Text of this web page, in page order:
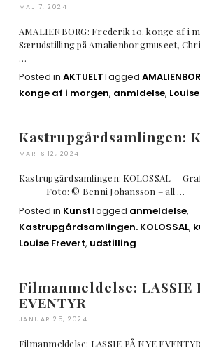
MAJ 7, 2024
AMALIENBORG: Frederik 10. konge af
Særudstilling på Amalienborgmuseet,
…
Posted in AKTUELTTagged
konge af i morgen, anmldelse,
Kastrupgårdsamlingen:
MARTS 12, 2024
Kastrupgårdsamlingen: KOLOSSAL
Foto: © Benni Johansson – all …
Posted in KunstTagged anmeldelse,
Kastrupgårdsamlingen. KOLOSSAL,
Louise Frevert, udstilling
Filmanmeldelse: LASSIE
EVENTYR
JANUAR 25, 2024
Filmanmeldelse: LASSIE PÅ NYE